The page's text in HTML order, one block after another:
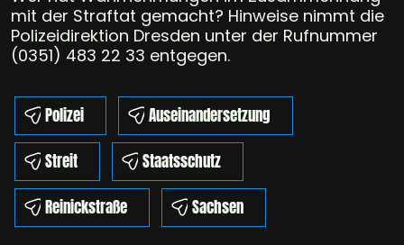
mit der Straftat gemacht? Hinweise nimmt die
Polizeidirektion Dresden unter der Rufnummer
(0351) 483 22 33 entgegen.
Polizei
Auseinandersetzung
Streit
Staatsschutz
Reinickstraße
Sachsen